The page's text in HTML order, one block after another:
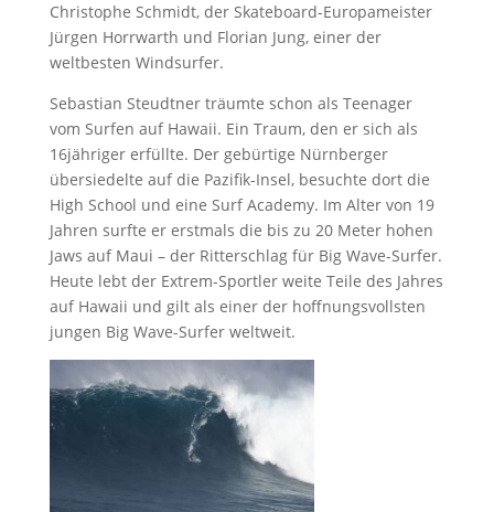
Christophe Schmidt, der Skateboard-Europameister
Jürgen Horrwarth und Florian Jung, einer der
weltbesten Windsurfer.
Sebastian Steudtner träumte schon als Teenager
vom Surfen auf Hawaii. Ein Traum, den er sich als
16jähriger erfüllte. Der gebürtige Nürnberger
übersiedelte auf die Pazifik-Insel, besuchte dort die
High School und eine Surf Academy. Im Alter von 19
Jahren surfte er erstmals die bis zu 20 Meter hohen
Jaws auf Maui – der Ritterschlag für Big Wave-Surfer.
Heute lebt der Extrem-Sportler weite Teile des Jahres
auf Hawaii und gilt als einer der hoffnungsvollsten
jungen Big Wave-Surfer weltweit.